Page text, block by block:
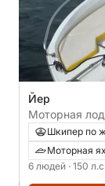
Йер
Шкипер по
Моторная
6 людей · 150